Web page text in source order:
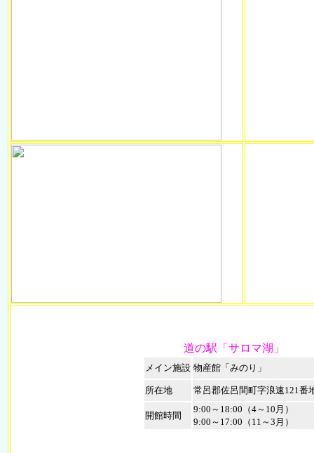
道の駅「サロマ湖」
メイン施設 物産館「みのり」
所在地 常呂郡佐呂間町字浪速121番
開館時間
9:00～18:00（4～10月）
9:00～17:00（11～3月）